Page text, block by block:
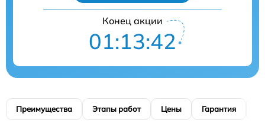
Конец акции
01:13:41
Преимущества Этапы работ Цены Гарантия